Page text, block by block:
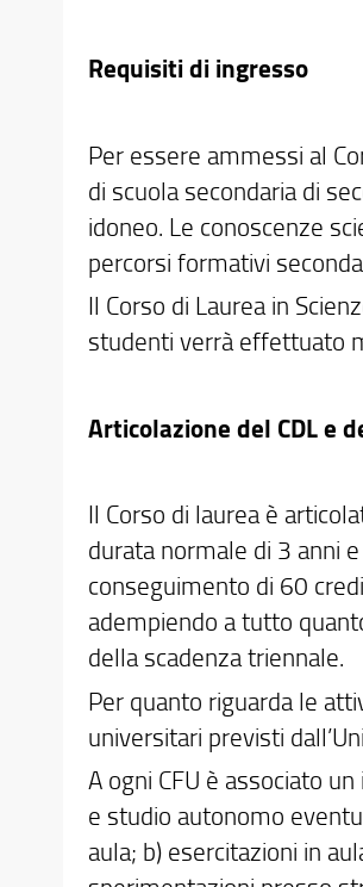
Requisiti di ingresso
Per essere ammessi al
di scuola secondaria di
idoneo. Le conoscenze
percorsi formativi
Il Corso di Laurea in
studenti verrà effettuato
Articolazione del CDL e
Il Corso di laurea è
durata normale di 3 anni
conseguimento di 60
adempiendo a tutto
della scadenza triennale.
Per quanto riguarda le
universitari previsti
A ogni CFU è associato
e studio autonomo
aula; b) esercitazioni in